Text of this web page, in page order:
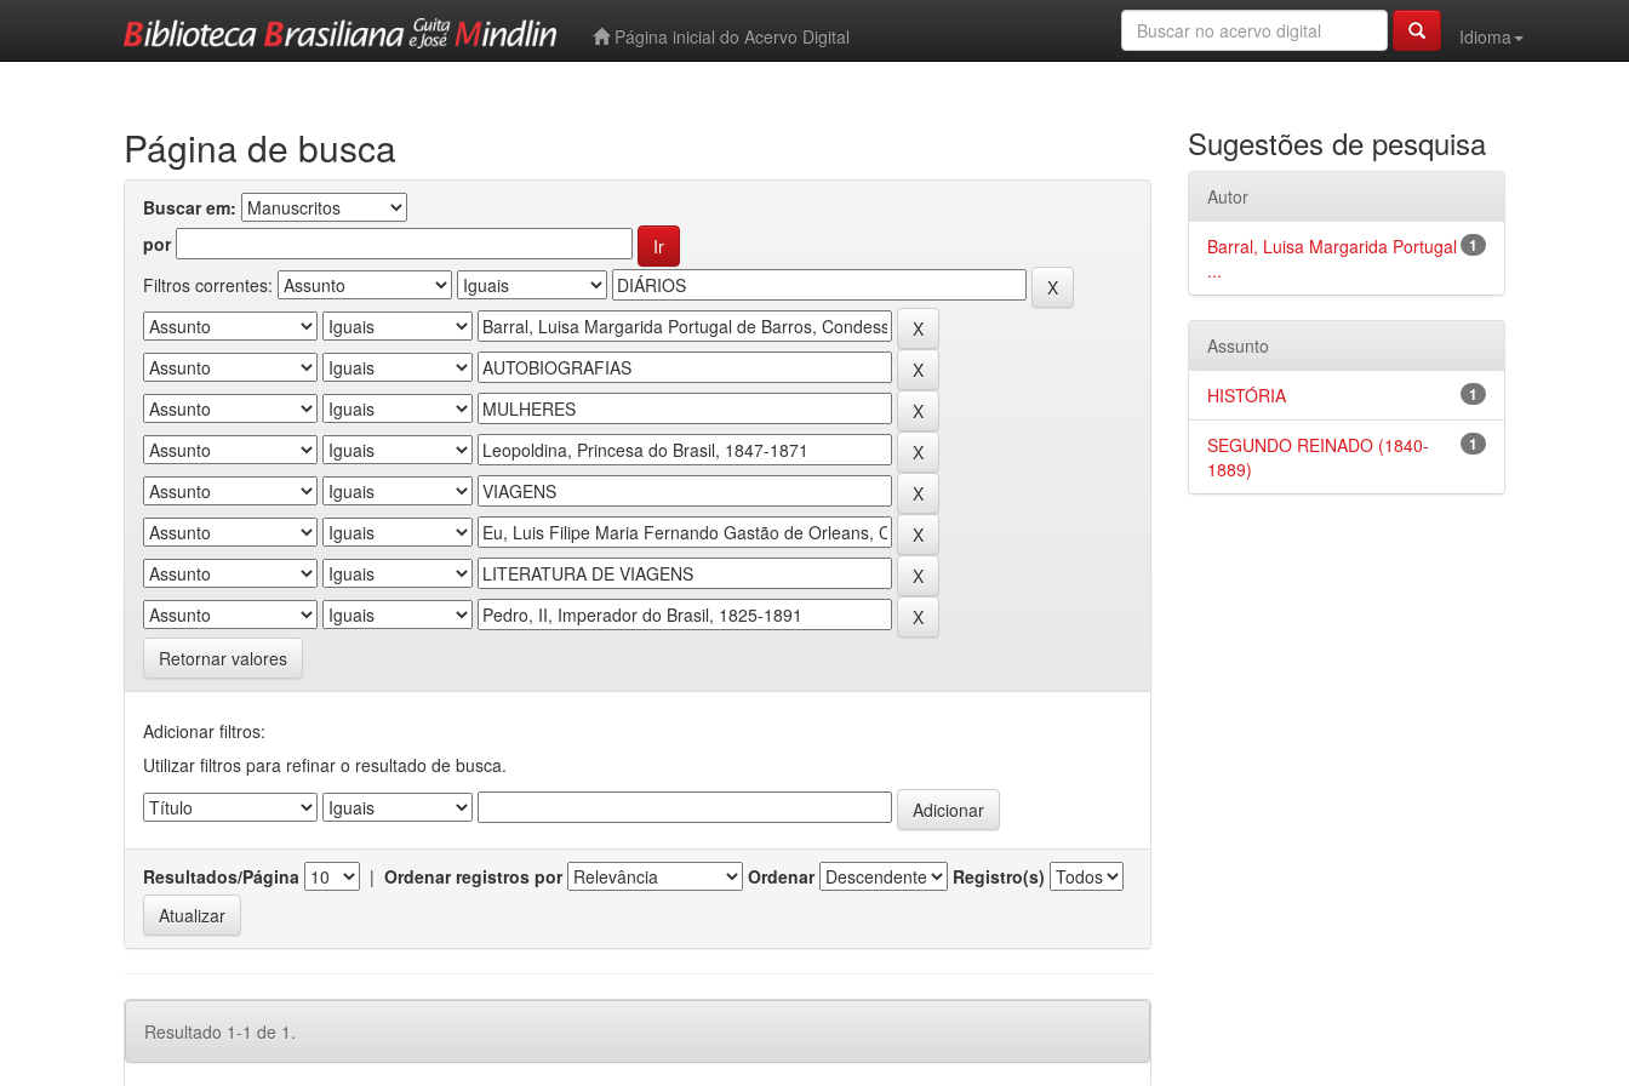
Página inicial do Acervo Digital
Idioma
Página de busca
Buscar em:
por
Filtros correntes:
Retornar valores
Adicionar filtros:
Utilizar filtros para refinar o resultado de busca.
Resultados/Página | Ordenar registros por Ordenar Registro(s)
Resultado 1-1 de 1.
Sugestões de pesquisa
Autor
1
Barral, Luisa Margarida Portugal
...
Assunto
1
HISTÓRIA
1
SEGUNDO REINADO (1840-
1889)